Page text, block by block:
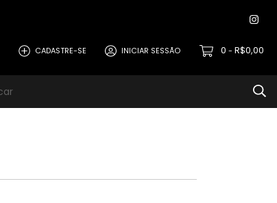
CADASTRE-SE INICIAR SESSÃO 0 - R$0,00